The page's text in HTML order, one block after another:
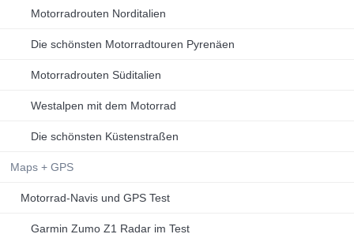
Motorradrouten Norditalien
Die schönsten Motorradtouren Pyrenäen
Motorradrouten Süditalien
Westalpen mit dem Motorrad
Die schönsten Küstenstraßen
Maps + GPS
Motorrad-Navis und GPS Test
Garmin Zumo Z1 Radar im Test